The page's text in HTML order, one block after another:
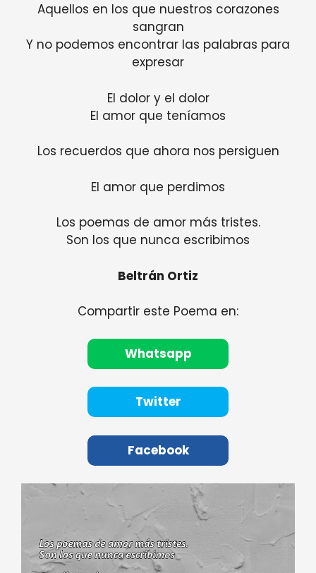
Aquellos en los que nuestros corazones
sangran
Y no podemos encontrar las palabras para
expresar
El dolor y el dolor
El amor que teníamos
Los recuerdos que ahora nos persiguen
El amor que perdimos
Los poemas de amor más tristes.
Son los que nunca escribimos
Beltrán Ortiz
Compartir este Poema en:
Whatsapp
Twitter
Facebook